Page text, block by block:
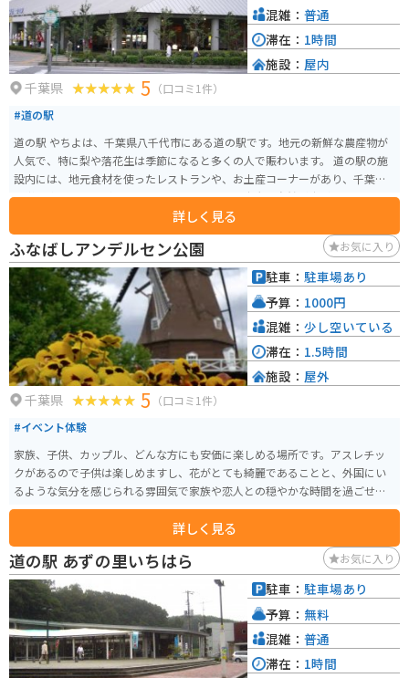
千葉県 5 （口コミ1件）
#道の駅
道の駅 やちよは、千葉県八千代市にある道の駅です。地元の新鮮な農産物が
人気で、特に梨や落花生は季節になると多くの人で賑わいます。 道の駅の施
設内には、地元食材を使ったレストランや、お土産コーナーがあり、千葉の
味覚を楽しむことができます。また、周辺には広大な自然が広がり、サイク
リングコースとしても人気があります。道の駅には広い駐車場と休憩スペー
スも用意されているので、バイクでのツーリングにも最適です。 特産品とし
ては、落花生の加工品や、梨を使ったスイーツなどが人気です。道の駅で購
入できるほか、周辺の農園でも直売を行っている場合があります。
詳しく見る
混雑： 普通
滞在： 1時間
施設： 屋内
ふなばしアンデルセン公園 お気に入り
千葉県 5 （口コミ1件）
#イベント体験
家族、子供、カップル、どんな方にも安価に楽しめる場所です。アスレチッ
クがあるので子供は楽しめますし、花がとても綺麗であることと、外国にい
るような気分を感じられる雰囲気で家族や恋人との穏やかな時間を過ごせる
でしょう。
詳しく見る
駐車： 駐車場あり
予算： 1000円
混雑： 少し空いている
滞在： 1.5時間
施設： 屋外
道の駅 あずの里いちはら お気に入り
駐車： 駐車場あり
予算： 無料
混雑： 普通
滞在： 1時間